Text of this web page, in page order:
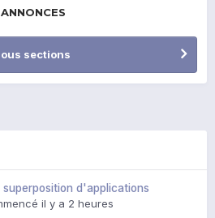
ANNONCES
sections
superposition d'applications
il y a 2 heures